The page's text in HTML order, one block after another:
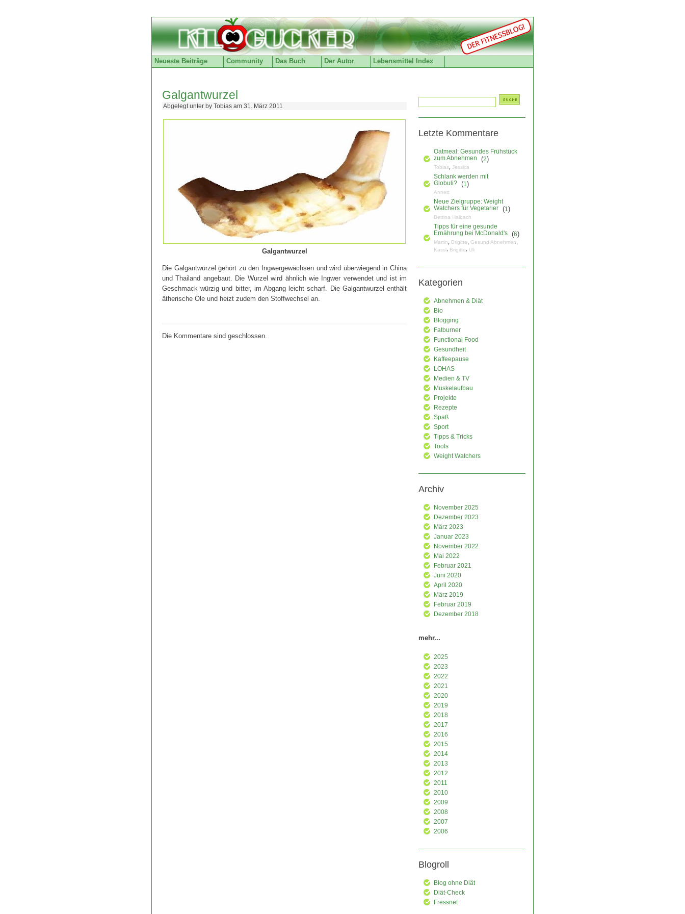
Neueste Beiträge Community Das Buch Der Autor Lebensmittel Index
Galgantwurzel
Abgelegt unter by Tobias am 31. März 2011
Galgantwurzel
Die Galgantwurzel gehört zu den Ingwergewächsen und wird überwiegend in China
und Thailand angebaut. Die Wurzel wird ähnlich wie Ingwer verwendet und ist im
Geschmack würzig und bitter, im Abgang leicht scharf. Die Galgantwurzel enthält
ätherische Öle und heizt zudem den Stoffwechsel an.
Die Kommentare sind geschlossen.
Letzte Kommentare
Oatmeal: Gesundes Frühstück
zum Abnehmen (2)
Tobias Jessica
Schlank werden mit
Globuli? (1 )
Annett
Neue Zielgruppe: Weight
Watchers für Vegetarier (1 )
Bettina Halbach
Tipps für eine gesunde
Ernährung bei McDonald's (6)
Martin Brigitte Gesund Abnehmen
Kassl, Brigitte, Uli
Kategorien
Abnehmen & Diät
Bio
Blogging
Fatburner
Functional Food
Gesundheit
Kaffeepause
LOHAS
Medien & TV
Muskelaufbau
Projekte
Rezepte
Spaß
Sport
Tipps & Tricks
Tools
Weight Watchers
Archiv
November 2025
Dezember 2023
März 2023
Januar 2023
November 2022
Mai 2022
Februar 2021
Juni 2020
April 2020
März 2019
Februar 2019
Dezember 2018
mehr...
2025
2023
2022
2021
2020
2019
2018
2017
2016
2015
2014
2013
2012
2011
2010
2009
2008
2007
2006
Blogroll
Blog ohne Diät
Diät-Check
Fressnet